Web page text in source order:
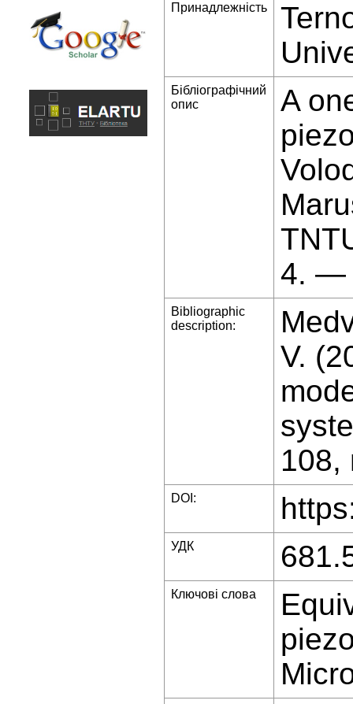
Принадлежність
Бібліографічний
опис
A
4. —
Bibliographic
description:
V.
108,
DOI:
УДК
Ключові слова